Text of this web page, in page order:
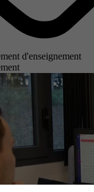
d'enseignement